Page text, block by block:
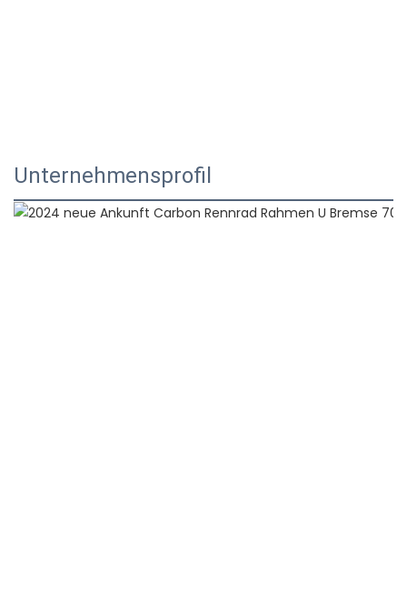
Unternehmensprofil